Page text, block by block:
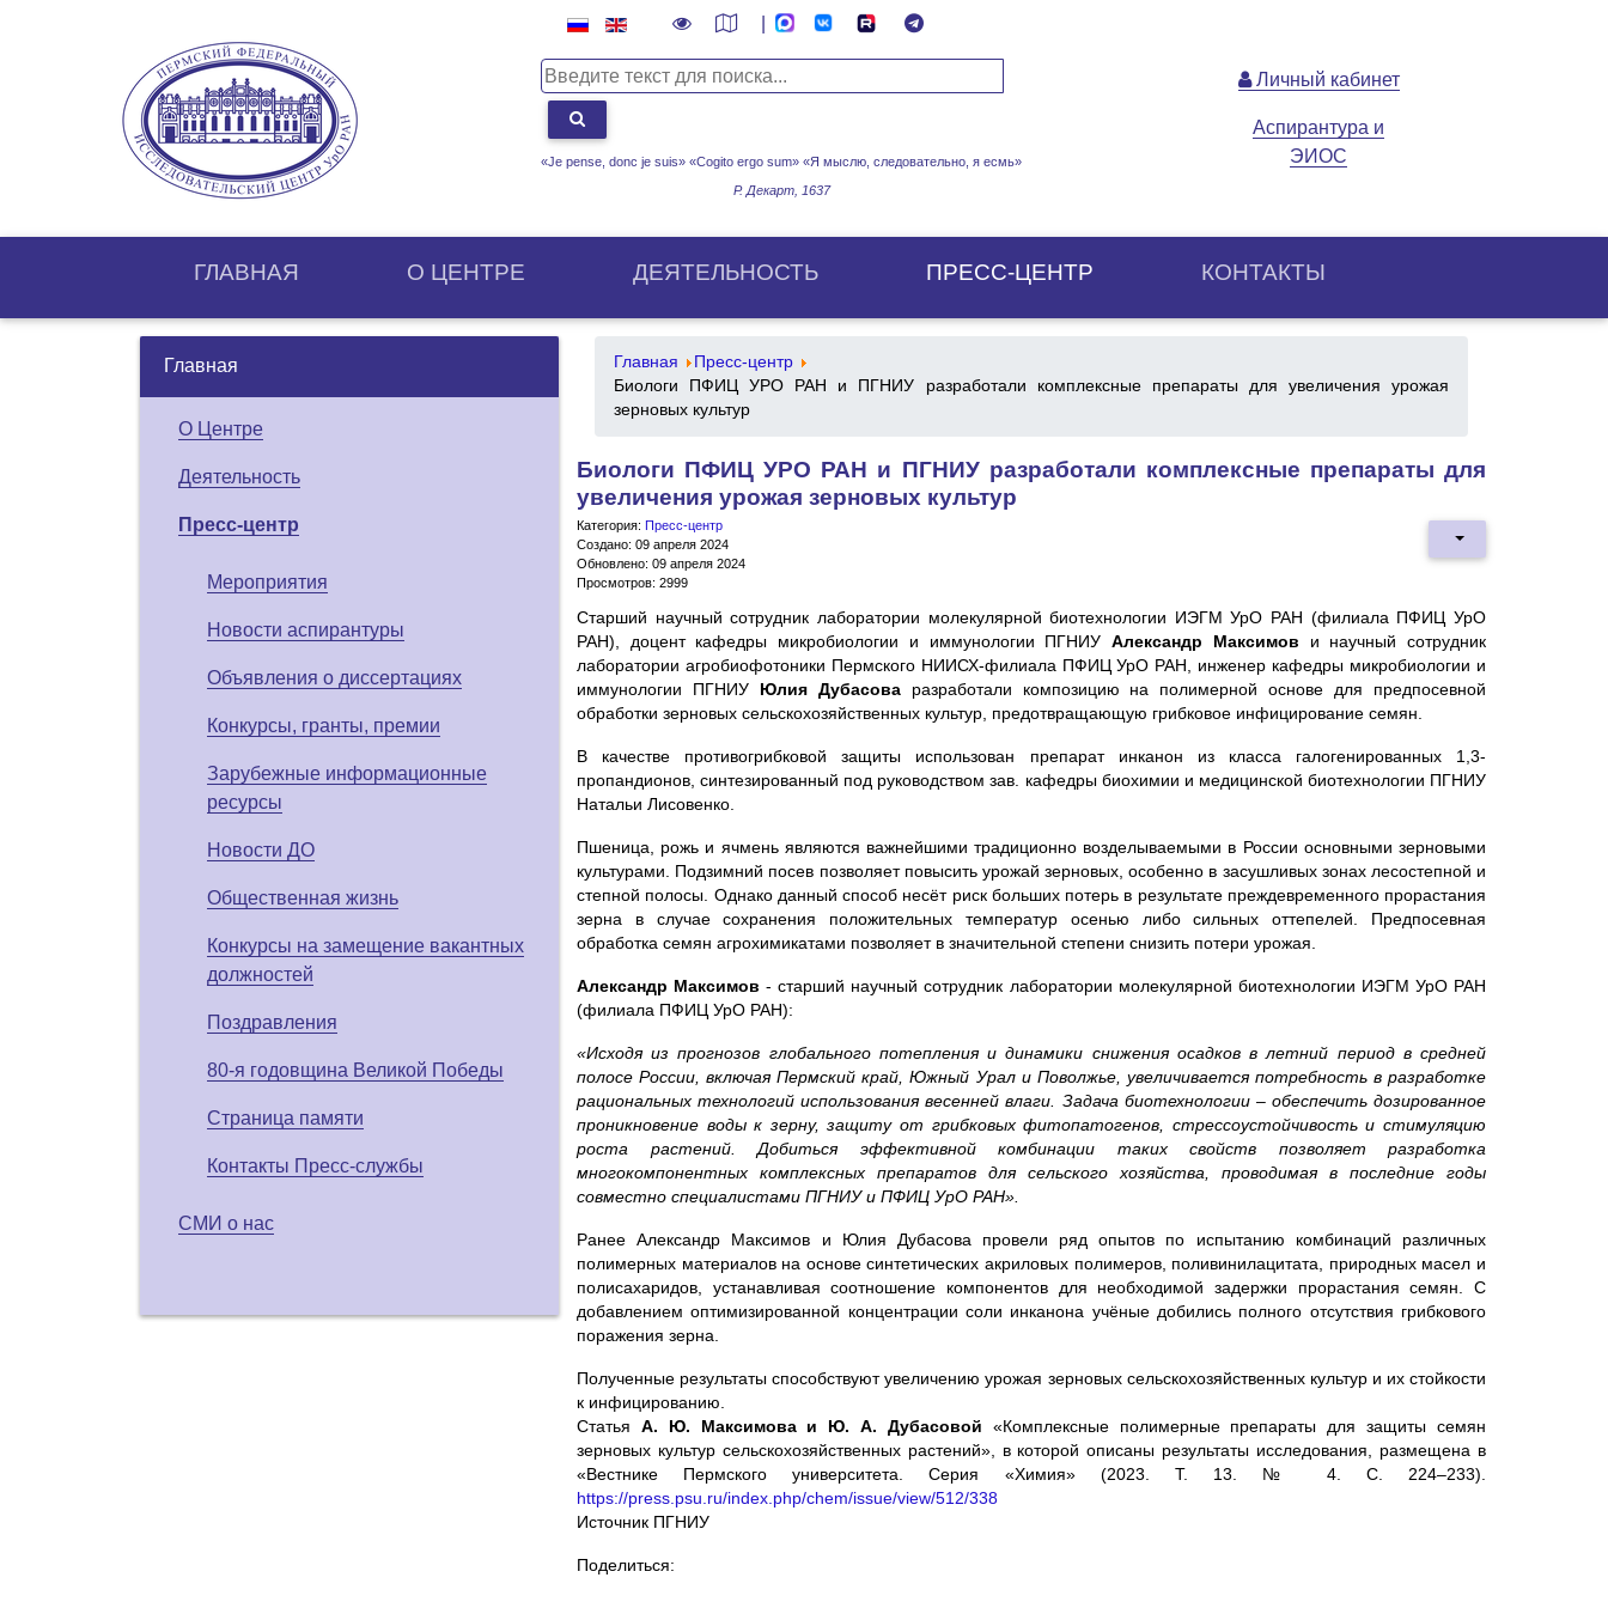
«Je pense, donc je suis» «Cogito ergo sum» «Я мыслю, следовательно, я есмь»
Р. Декарт, 1637
Личный кабинет
Аспирантура и
ЭИОС
ГЛАВНАЯ О ЦЕНТРE ДЕЯТЕЛЬНОСТЬ ПРЕСС-ЦЕНТР КОНТАКТЫ
Главная
О Центре
Деятельность
Пресс-центр
Мероприятия
Новости аспирантуры
Объявления о диссертациях
Конкурсы, гранты, премии
Зарубежные информационные
ресурсы
Новости ДО
Общественная жизнь
Конкурсы на замещение вакантных
должностей
Поздравления
80-я годовщина Великой Победы
Страница памяти
Контакты Пресс-службы
СМИ о нас
Главная
Пресс-центр
Биологи ПФИЦ УРО РАН и ПГНИУ разработали комплексные препараты для увеличения урожая
зерновых культур
Биологи ПФИЦ УРО РАН и ПГНИУ разработали комплексные препараты для
увеличения урожая зерновых культур
Категория: Пресс-центр
Создано: 09 апреля 2024
Обновлено: 09 апреля 2024
Просмотров: 2999
Старший научный сотрудник лаборатории молекулярной биотехнологии ИЭГМ УрО РАН (филиала ПФИЦ УрО
РАН), доцент кафедры микробиологии и иммунологии ПГНИУАлександр Максимов и научный сотрудник
лаборатории агробиофотоники Пермского НИИСХ-филиала ПФИЦ УрО РАН, инженер кафедры микробиологии и
иммунологии ПГНИУ Юлия Дубасоваразработали композицию на полимерной основе для предпосевной
обработки зерновых сельскохозяйственных культур, предотвращающую грибковое инфицирование семян.
В качестве противогрибковой защиты использован препарат инканон из класса галогенированных 1,3-
пропандионов, синтезированный под руководством зав. кафедры биохимии и медицинской биотехнологии ПГНИУ
Натальи Лисовенко.
Пшеница, рожь и ячмень являются важнейшими традиционно возделываемыми в России основными зерновыми
культурами. Подзимний посев позволяет повысить урожай зерновых, особенно в засушливых зонах лесостепной и
степной полосы. Однако данный способ несёт риск больших потерь в результате преждевременного прорастания
зерна в случае сохранения положительных температур осенью либо сильных оттепелей. Предпосевная
обработка семян агрохимикатами позволяет в значительной степени снизить потери урожая.
Александр Максимов - старший научный сотрудник лаборатории молекулярной биотехнологии ИЭГМ УрО РАН
(филиала ПФИЦ УрО РАН):
«Исходя из прогнозов глобального потепления и динамики снижения осадков в летний период в средней
полосе России, включая Пермский край, Южный Урал и Поволжье, увеличивается потребность в разработке
рациональных технологий использования весенней влаги. Задача биотехнологии – обеспечить дозированное
проникновение воды к зерну, защиту от грибковых фитопатогенов, стрессоустойчивость и стимуляцию
роста растений. Добиться эффективной комбинации таких свойств позволяет разработка
многокомпонентных комплексных препаратов для сельского хозяйства, проводимая в последние годы
совместно специалистами ПГНИУ и ПФИЦ УрО РАН».
Ранее Александр Максимов и Юлия Дубасова провели ряд опытов по испытанию комбинаций различных
полимерных материалов на основе синтетических акриловых полимеров, поливинилацитата, природных масел и
полисахаридов, устанавливая соотношение компонентов для необходимой задержки прорастания семян. С
добавлением оптимизированной концентрации соли инканона учёные добились полного отсутствия грибкового
поражения зерна.
Полученные результаты способствуют увеличению урожая зерновых сельскохозяйственных культур и их стойкости
к инфицированию.
Статья А. Ю. Максимова и Ю. А. Дубасовой «Комплексные полимерные препараты для защиты семян
зерновых культур сельскохозяйственных растений», в которой описаны результаты исследования, размещена в
«Вестнике Пермского университета. Серия «Химия» (2023. Т. 13. № 4. С. 224–233).
https://press.psu.ru/index.php/chem/issue/view/512/338
Источник ПГНИУ
Поделиться: